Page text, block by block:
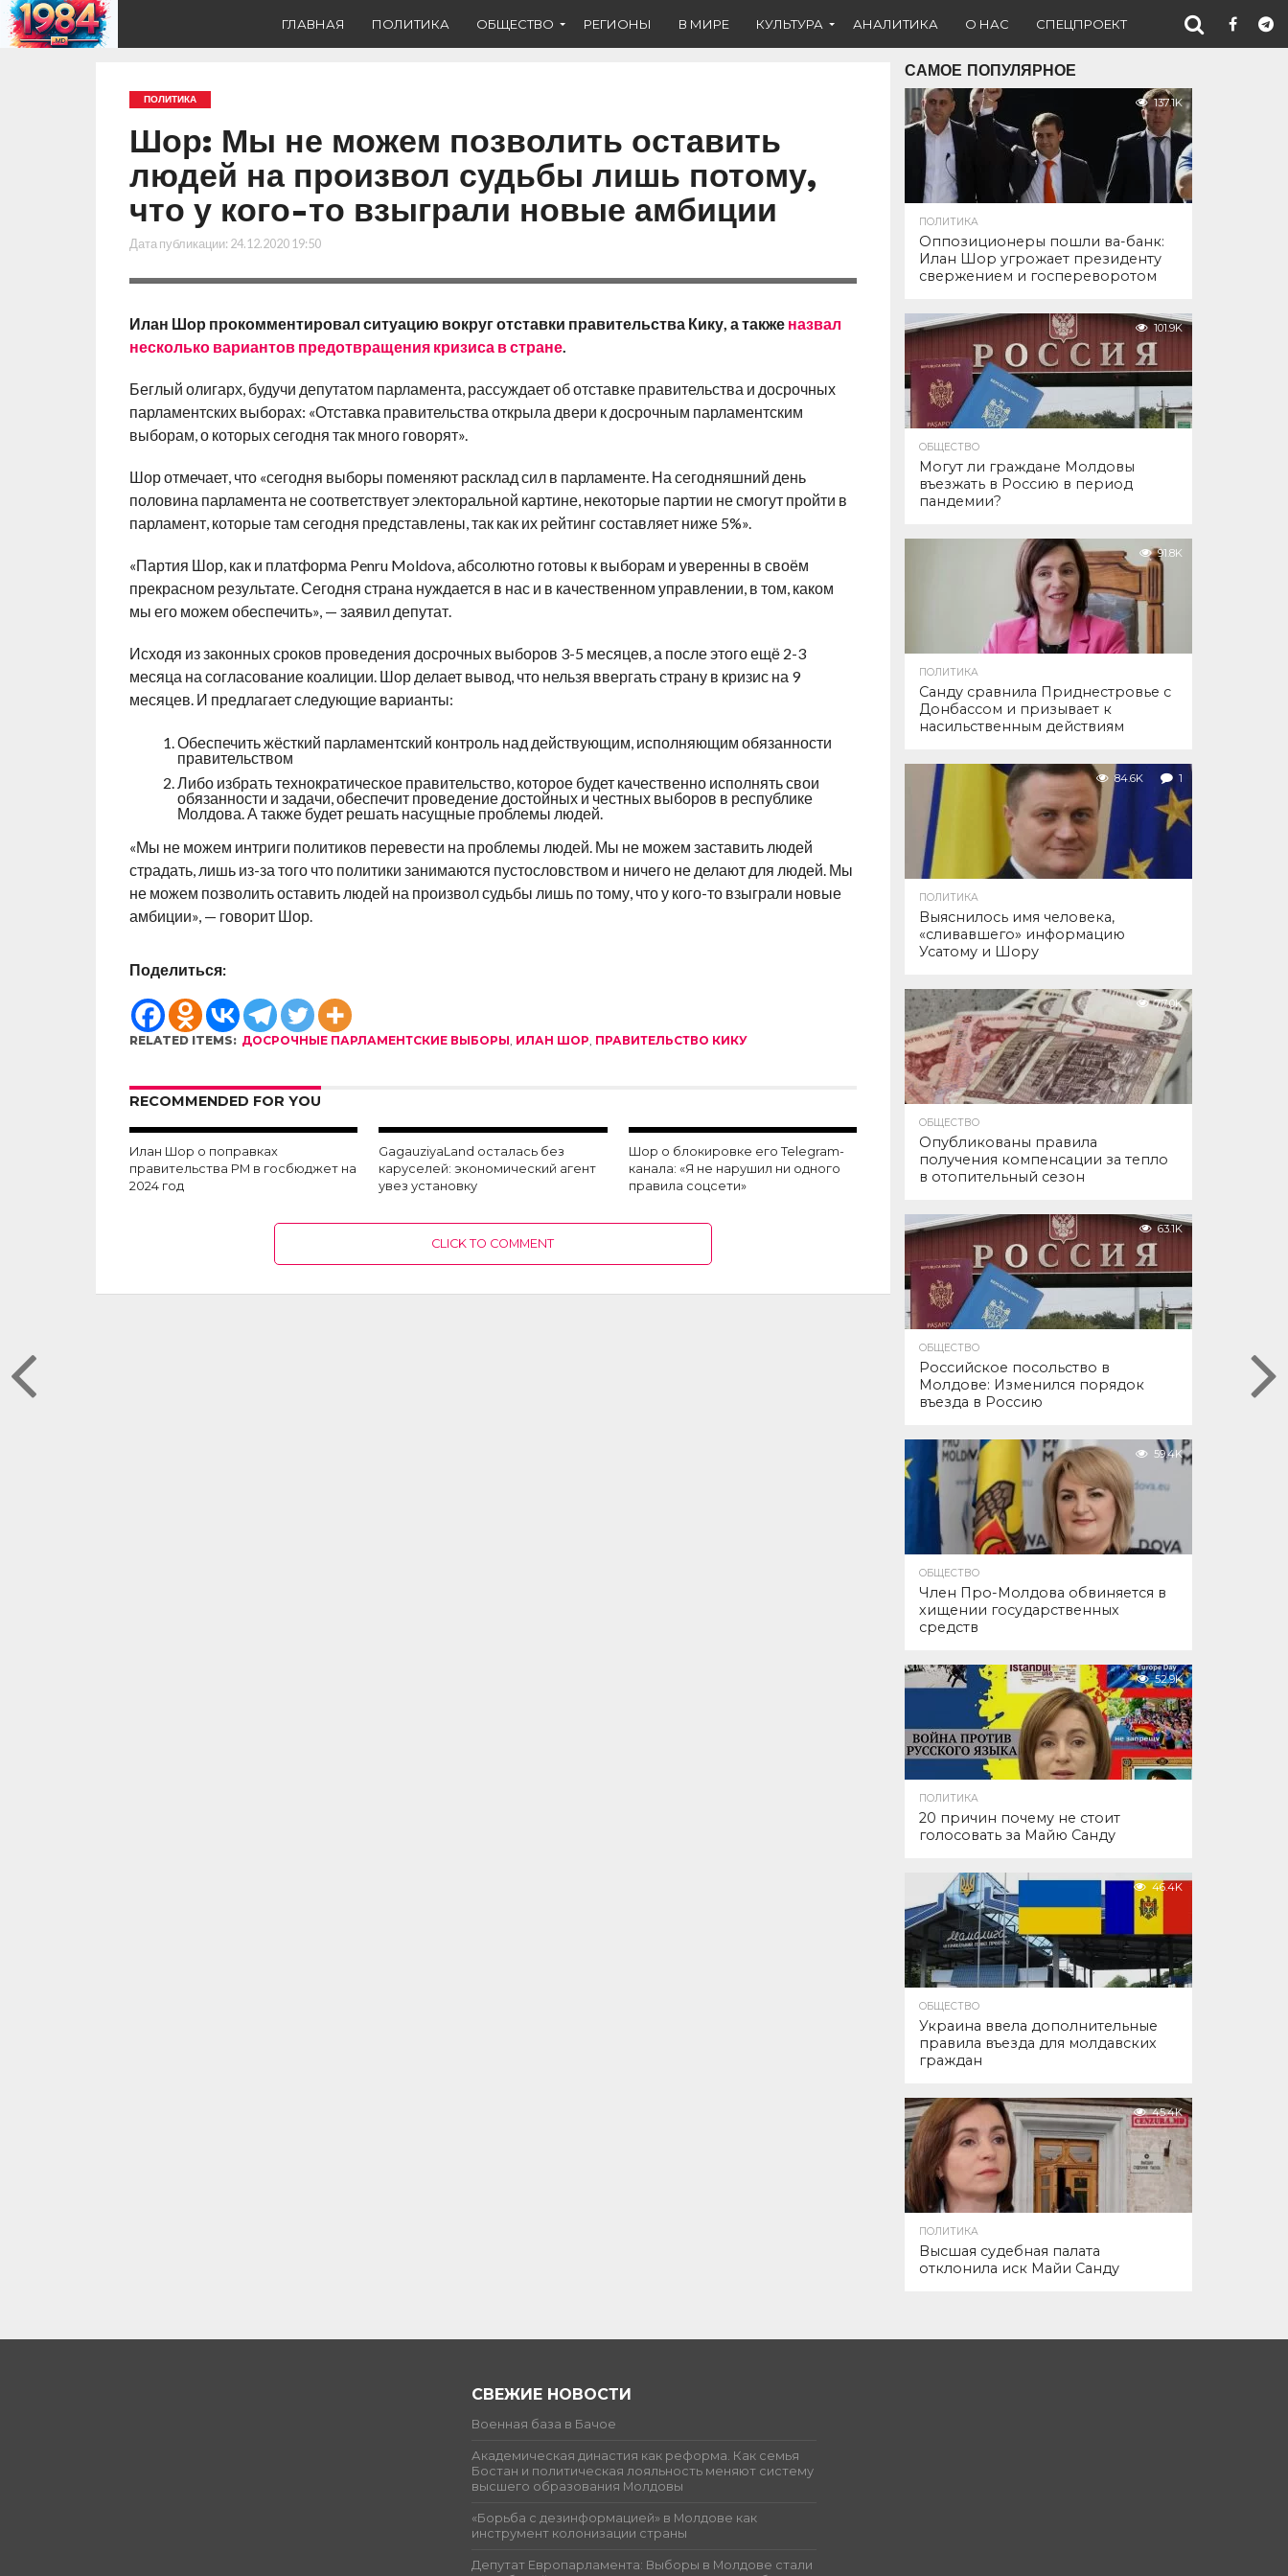
ГЛАВНАЯ ПОЛИТИКА ОБЩЕСТВО РЕГИОНЫ В МИРЕ КУЛЬТУРА АНАЛИТИКА О НАС СПЕЦПРОЕКТ
ПОЛИТИКА
Шор: Мы не можем позволить оставить
людей на произвол судьбы лишь потому,
что у кого-то взыграли новые амбиции
Дата публикации: 24.12.2020 19:50
Илан Шор прокомментировал ситуацию вокруг отставки правительства Кику, а также назвал
несколько вариантов предотвращения кризиса в стране.
Беглый олигарх, будучи депутатом парламента, рассуждает об отставке правительства и досрочных
парламентских выборах: «Отставка правительства открыла двери к досрочным парламентским
выборам, о которых сегодня так много говорят».
Шор отмечает, что «сегодня выборы поменяют расклад сил в парламенте. На сегодняшний день
половина парламента не соответствует электоральной картине, некоторые партии не смогут пройти в
парламент, которые там сегодня представлены, так как их рейтинг составляет ниже 5%».
«Партия Шор, как и платформа Penru Moldova, абсолютно готовы к выборам и уверенны в своём
прекрасном результате. Сегодня страна нуждается в нас и в качественном управлении, в том, каком
мы его можем обеспечить», — заявил депутат.
Исходя из законных сроков проведения досрочных выборов 3-5 месяцев, а после этого ещё 2-3
месяца на согласование коалиции. Шор делает вывод, что нельзя ввергать страну в кризис на 9
месяцев. И предлагает следующие варианты:
Обеспечить жёсткий парламентский контроль над действующим, исполняющим обязанности
правительством
Либо избрать технократическое правительство, которое будет качественно исполнять свои
обязанности и задачи, обеспечит проведение достойных и честных выборов в республике
Молдова. А также будет решать насущные проблемы людей.
«Мы не можем интриги политиков перевести на проблемы людей. Мы не можем заставить людей
страдать, лишь из-за того что политики занимаются пустословством и ничего не делают для людей. Мы
не можем позволить оставить людей на произвол судьбы лишь по тому, что у кого-то взыграли новые
амбиции», — говорит Шор.
Поделиться:
RELATED ITEMS: ДОСРОЧНЫЕ ПАРЛАМЕНТСКИЕ ВЫБОРЫ, ИЛАН ШОР, ПРАВИТЕЛЬСТВО КИКУ
RECOMMENDED FOR YOU
Илан Шор о поправках
правительства РМ в госбюджет на
2024 год
GagauziyaLand осталась без
каруселей: экономический агент
увез установку
Шор о блокировке его Telegram-
канала: «Я не нарушил ни одного
правила соцсети»
CLICK TO COMMENT
САМОЕ ПОПУЛЯРНОЕ
137.1K
ПОЛИТИКА
Оппозиционеры пошли ва-банк:
Илан Шор угрожает президенту
свержением и госпереворотом
101.9K
ОБЩЕСТВО
Могут ли граждане Молдовы
въезжать в Россию в период
пандемии?
91.8K
ПОЛИТИКА
Санду сравнила Приднестровье с
Донбассом и призывает к
насильственным действиям
84.6K 1
ПОЛИТИКА
Выяснилось имя человека,
«сливавшего» информацию
Усатому и Шору
77.0K
ОБЩЕСТВО
Опубликованы правила
получения компенсации за тепло
в отопительный сезон
63.1K
ОБЩЕСТВО
Российское посольство в
Молдове: Изменился порядок
въезда в Россию
59.4K
ОБЩЕСТВО
Член Про-Молдова обвиняется в
хищении государственных
средств
52.9K
ПОЛИТИКА
20 причин почему не стоит
голосовать за Майю Санду
46.4K
ОБЩЕСТВО
Украина ввела дополнительные
правила въезда для молдавских
граждан
45.4K
ПОЛИТИКА
Высшая судебная палата
отклонила иск Майи Санду
СВЕЖИЕ НОВОСТИ
Военная база в Бачое
Академическая династия как реформа. Как семья
Бостан и политическая лояльность меняют систему
высшего образования Молдовы
«Борьба с дезинформацией» в Молдове как
инструмент колонизации страны
Депутат Европарламента: Выборы в Молдове стали